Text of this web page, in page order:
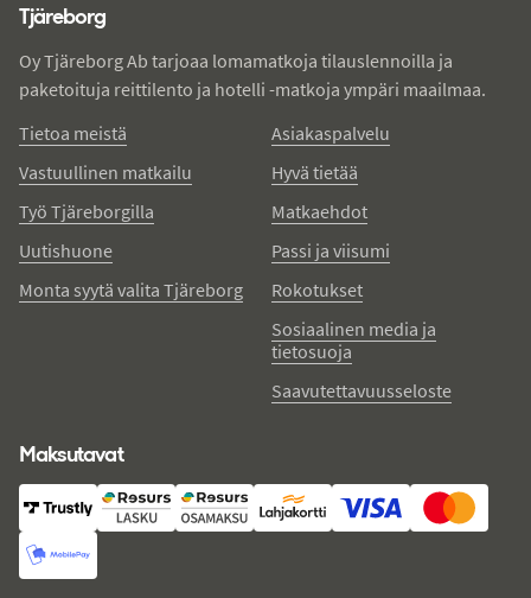
Tjäreborg
Oy Tjäreborg Ab tarjoaa lomamatkoja tilauslennoilla ja
paketoituja reittilento ja hotelli -matkoja ympäri maailmaa.
Tietoa meistä
Vastuullinen matkailu
Työ Tjäreborgilla
Uutishuone
Monta syytä valita Tjäreborg
Asiakaspalvelu
Hyvä tietää
Matkaehdot
Passi ja viisumi
Rokotukset
Sosiaalinen media ja
tietosuoja
Saavutettavuusseloste
Maksutavat